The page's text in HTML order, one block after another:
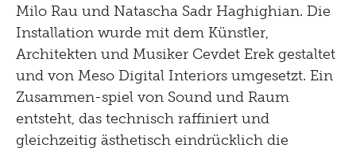
2012
2011
2010
2009
2008
Milo Rau und Natascha Sadr Haghighian. Die
Installation wurde mit dem Künstler,
Architekten und Musiker Cevdet Erek gestaltet
und von Meso Digital Interiors umgesetzt. Ein
Zusammen-spiel von Sound und Raum
entsteht, das technisch raffiniert und
gleichzeitig ästhetisch eindrücklich die